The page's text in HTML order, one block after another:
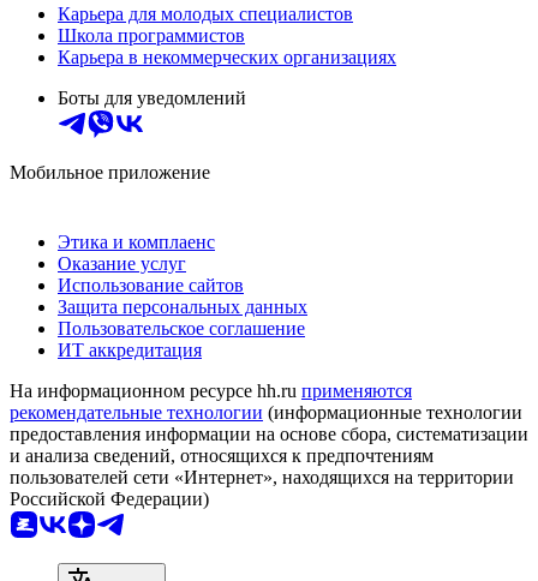
Карьера для молодых специалистов
Школа программистов
Карьера в некоммерческих организациях
Боты для уведомлений
Мобильное приложение
Этика и комплаенс
Оказание услуг
Использование сайтов
Защита персональных данных
Пользовательское соглашение
ИТ аккредитация
На информационном ресурсе hh.ru применяются
рекомендательные технологии (информационные технологии
предоставления информации на основе сбора, систематизации
и анализа сведений, относящихся к предпочтениям
пользователей сети «Интернет», находящихся на территории
Российской Федерации)